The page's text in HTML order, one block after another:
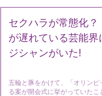
セクハラが常態化
が遅れている芸能
ジシャンがいた!
五輪と豚をかけて、「オリン
る案が開会式に挙がっていたこ